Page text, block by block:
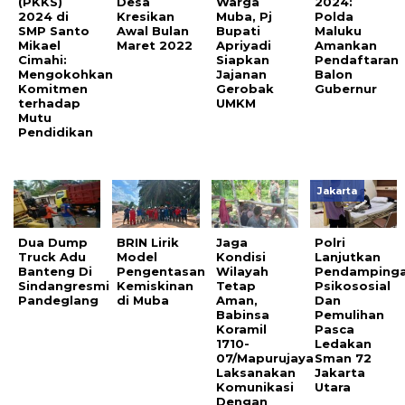
2024 di
SMP Santo
Mikael
Cimahi:
Mengokohkan
Komitmen
terhadap
Mutu
Pendidikan
Kresikan
Awal Bulan
Maret 2022
Muba, Pj
Bupati
Apriyadi
Siapkan
Jajanan
Gerobak
UMKM
Polda
Maluku
Amankan
Pendaftaran
Balon
Gubernur
Dua Dump
Truck Adu
Banteng Di
Sindangresmi
Pandeglang
BRIN Lirik
Model
Pengentasan
Kemiskinan
di Muba
Jaga
Kondisi
Wilayah
Tetap
Aman,
Babinsa
Koramil
1710-
07/Mapurujaya
Laksanakan
Komunikasi
Dengan
Jakarta
Polri
Lanjutkan
Psikososial
Dan
Pemulihan
Pasca
Ledakan
Sman 72
Jakarta
Utara